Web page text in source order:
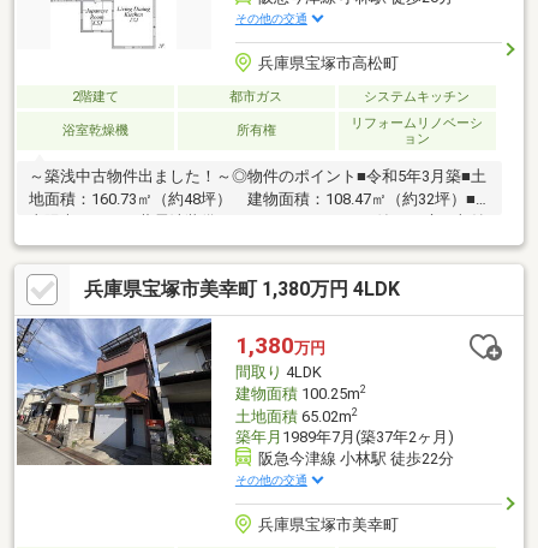
その他の交通
兵庫県宝塚市高松町
2階建て 都市ガス システムキッチン
浴室乾燥機 所有権
リフォームリノベーシ
ョン
～築浅中古物件出ました！～◎物件のポイント■令和5年3月築■土
地面積：160.73㎡（約48坪） 建物面積：108.47㎡（約32坪）■
太陽光パネル・蓄電池装備♪■インナーバルコニー付き♪■床下収納
あり■陽当たり良好♪■売主による契約不適合責任免責◎立地のポ
イント■阪急今津線小林駅 徒歩約20分■宝塚さくら保育園 徒歩
約３分■宝塚市立末成小学校 徒歩約9分■宝塚市立高司中学校
徒歩約11分■ファミリーマート 宝塚御所の前店 徒歩約2分■ツル
ハドラッグ 宝塚末成店 徒歩約4分現在居住中のため、お引渡し
は本年10月末以降となります。
兵庫県宝塚市美幸町 1,380万円 4LDK
1,380万円
間取り 4LDK
建物面積100.25m2
土地面積65.02m2
築年月 1989年7月(築37年2ヶ月)
阪急今津線 小林駅 徒歩22分
その他の交通
兵庫県宝塚市美幸町